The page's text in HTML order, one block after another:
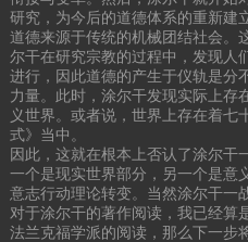
研究，为今后的道德体系的重新建
道德来源于传统的机械团结社会。
尔干在研究宗教的过程中，发现人
进行，因此道德的产生于仪轨是分
力量。此时，涂尔干发现实际上存
义世界。或者说，世界上存在着
式》当中。
因此，这就在根本上否认了涂尔干
一个是现实世界部分，另一个是意
意志行动理论转变。当然涂尔干一
对于涂尔干的著作阅读，我已经算
法兰克福学派的阅读，那么下一步